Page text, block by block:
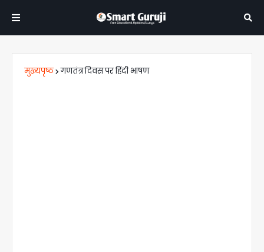
मुख्यपृष्ठ गणतंत्र दिवस पर हिंदी भाषण